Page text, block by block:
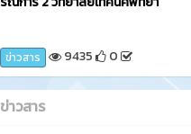
ข่าวสาร 9435 0
ข่าวสาร